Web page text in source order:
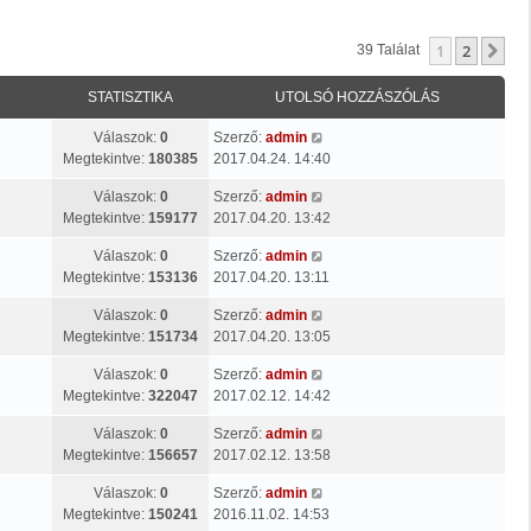
39 Találat 1 2
STATISZTIKA UTOLSÓ HOZZÁSZÓLÁS
Válaszok: 0
Megtekintve: 180385
Szerző: admin
2017.04.24. 14:40
Válaszok: 0
Megtekintve: 159177
Szerző: admin
2017.04.20. 13:42
Válaszok: 0
Megtekintve: 153136
Szerző: admin
2017.04.20. 13:11
Válaszok: 0
Megtekintve: 151734
Szerző: admin
2017.04.20. 13:05
Válaszok: 0
Megtekintve: 322047
Szerző: admin
2017.02.12. 14:42
Válaszok: 0
Megtekintve: 156657
Szerző: admin
2017.02.12. 13:58
Válaszok: 0
Megtekintve: 150241
Szerző: admin
2016.11.02. 14:53